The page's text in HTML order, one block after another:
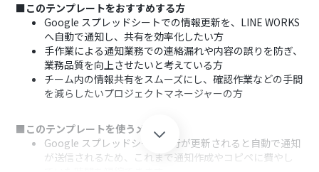
■このテンプレートをおすすめする方
Google スプレッドシートでの情報更新を、LINE WORKS
へ自動で通知し、共有を効率化したい方
手作業による通知業務での連絡漏れや内容の誤りを防ぎ、
業務品質を向上させたいと考えている方
チーム内の情報共有をスムーズにし、確認作業などの手間
を減らしたいプロジェクトマネージャーの方
■このテンプレートを使うメリット
Google スプレッドシートの行が更新されると自動で通知
が送信されるため、これまで通知作成やコピペに費やし